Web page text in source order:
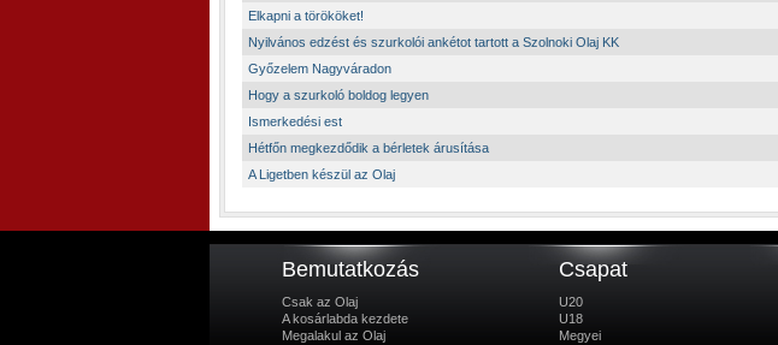
Elkapni a törököket!
Nyilvános edzést és szurkolói ankétot tartott a Szolnoki Olaj KK
Győzelem Nagyváradon
Hogy a szurkoló boldog legyen
Ismerkedési est
Hétfőn megkezdődik a bérletek árusítása
A Ligetben készül az Olaj
Bemutatkozás
Csak az Olaj
A kosárlabda kezdete
Megalakul az Olaj
Csapat
U20
U18
Megyei